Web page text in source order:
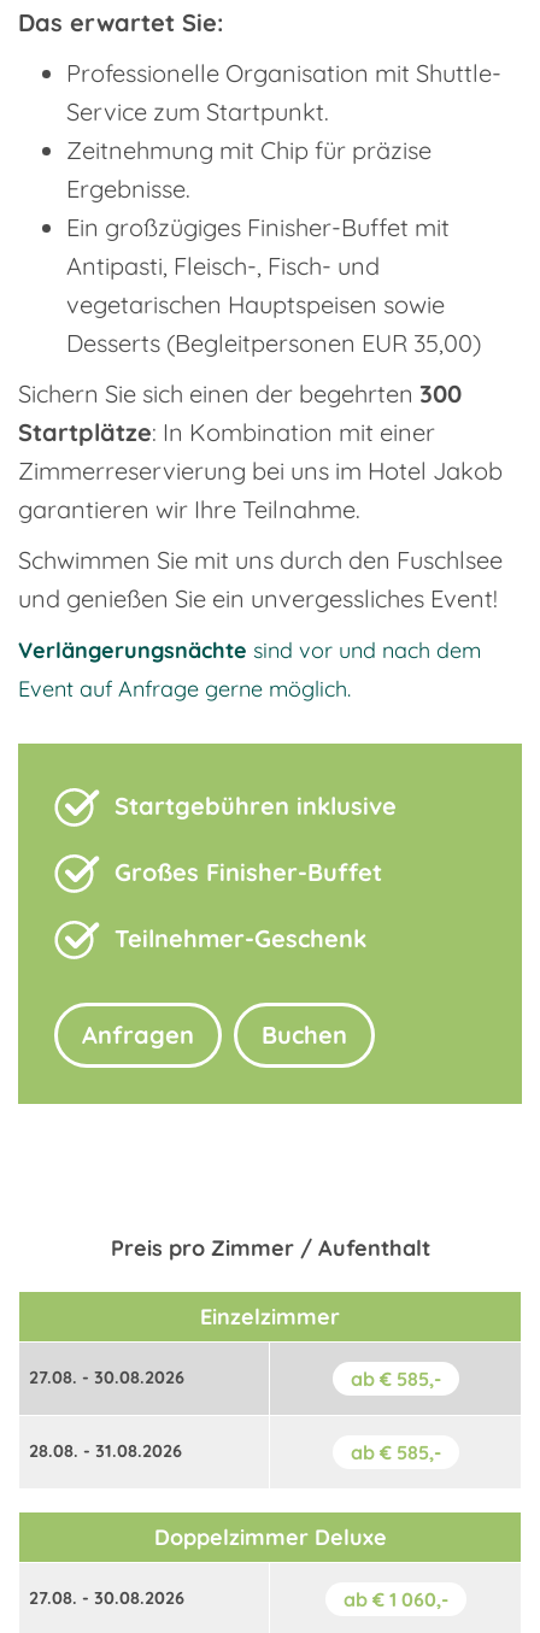
Das erwartet Sie:
Professionelle Organisation mit Shuttle-
Service zum Startpunkt.
Zeitnehmung mit Chip für präzise
Ergebnisse.
Ein großzügiges Finisher-Buffet mit
Antipasti, Fleisch-, Fisch- und
vegetarischen Hauptspeisen sowie
Desserts (Begleitpersonen EUR 35,00)
Sichern Sie sich einen der begehrten 300
Startplätze: In Kombination mit einer
Zimmerreservierung bei uns im Hotel Jakob
garantieren wir Ihre Teilnahme.
Schwimmen Sie mit uns durch den Fuschlsee
und genießen Sie ein unvergessliches Event!
Verlängerungsnächte sind vor und nach dem
Event auf Anfrage gerne möglich.
Startgebühren inklusive
Großes Finisher-Buffet
Teilnehmer-Geschenk
Anfragen Buchen
Preis pro Zimmer / Aufenthalt
Einzelzimmer
27.08. - 30.08.2026 ab € 585,-
28.08. - 31.08.2026 ab € 585,-
Doppelzimmer Deluxe
27.08. - 30.08.2026 ab € 1 060,-